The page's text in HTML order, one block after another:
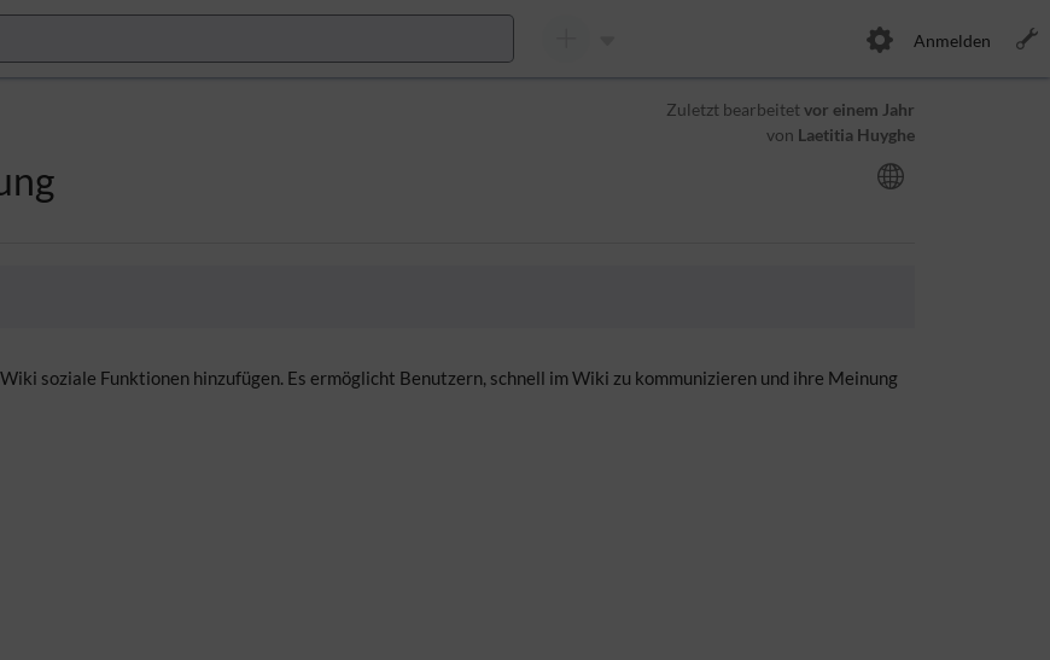
Anmelden
Zuletzt bearbeitetvor einem Jahr
von Laetitia Huyghe
soziale Funktionen hinzufügen. Es ermöglicht Benutzern, schnell im Wiki zu kommunizieren und ihre Meinung